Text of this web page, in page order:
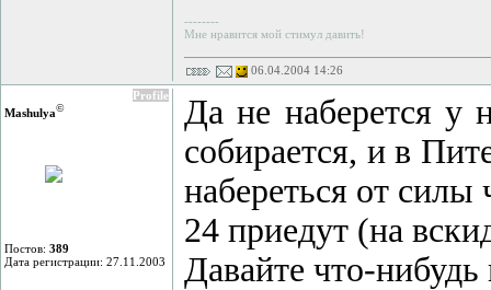
--------
Мне нравится мой стимул давить!
06.04.2004 14:26
Profile
Mashulya©
Постов: 389
Дата регистрации: 27.11.2003
Да не наберется у
собирается, и в
набереться от силы
24 приедут (на
Давайте что-